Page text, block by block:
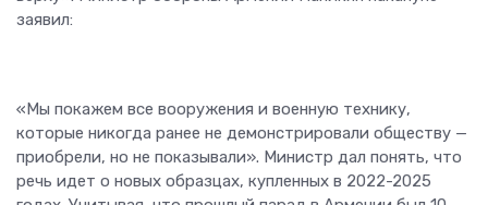
заявил:
«Мы покажем все вооружения и военную технику,
которые никогда ранее не демонстрировали обществу —
приобрели, но не показывали». Министр дал понять, что
речь идет о новых образцах, купленных в 2022-2025